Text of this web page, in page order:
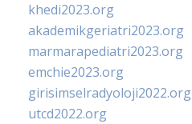
khedi2023.org
akademikgeriatri2023.org
marmarapediatri2023.org
emchie2023.org
girisimselradyoloji2022.org
utcd2022.org